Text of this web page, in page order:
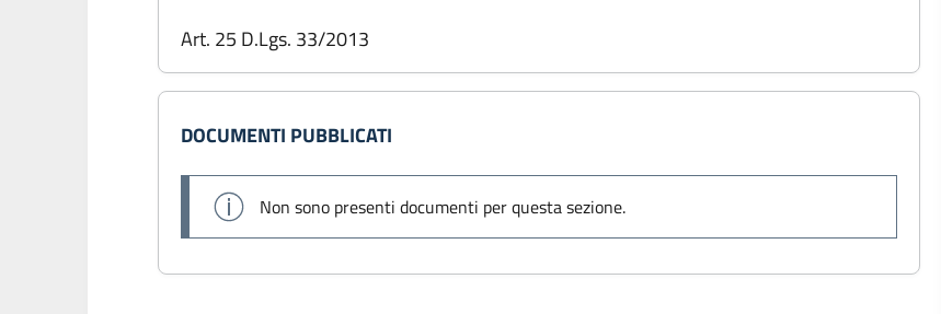
Art. 25 D.Lgs. 33/2013
DOCUMENTI PUBBLICATI
Non sono presenti documenti per questa sezione.